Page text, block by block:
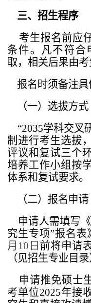
三、招生程序
考生报名前应
条件。凡不符合
取，相关后果由考
报名时须备注具
（一）选拔方式
“2035学科交叉
制进行考生选拔
评议和复试三个
培养工作小组按
体系和复试要求。
（二）报名申请
申请人需填写
究生专项”报名
月10日 前将申请
（见招生专业目录
申请推免硕士
考单位2025年接